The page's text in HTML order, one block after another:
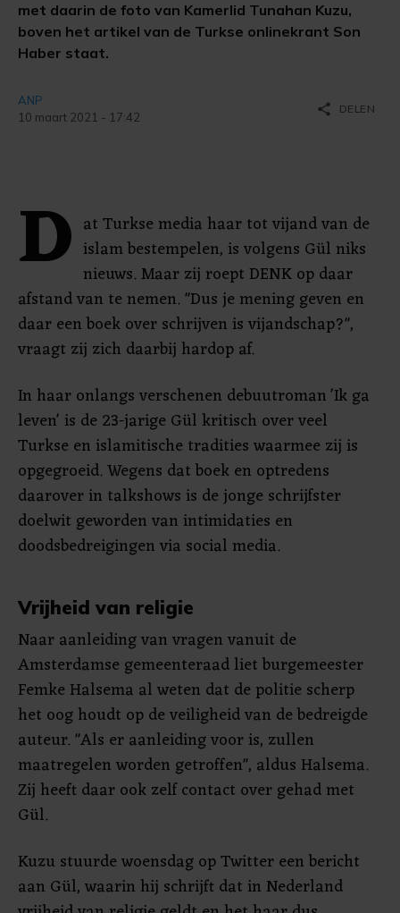
met daarin de foto van Kamerlid Tunahan Kuzu,
boven het artikel van de Turkse onlinekrant Son
Haber staat.
ANP
10 maart 2021 - 17:42
share DELEN
D at Turkse media haar tot vijand van de
islam bestempelen, is volgens Gül niks
nieuws. Maar zij roept DENK op daar
afstand van te nemen. "Dus je mening geven en
daar een boek over schrijven is vijandschap?",
vraagt zij zich daarbij hardop af.
In haar onlangs verschenen debuutroman 'Ik ga
leven' is de 23-jarige Gül kritisch over veel
Turkse en islamitische tradities waarmee zij is
opgegroeid. Wegens dat boek en optredens
daarover in talkshows is de jonge schrijfster
doelwit geworden van intimidaties en
doodsbedreigingen via social media.
Vrijheid van religie
Naar aanleiding van vragen vanuit de
Amsterdamse gemeenteraad liet burgemeester
Femke Halsema al weten dat de politie scherp
het oog houdt op de veiligheid van de bedreigde
auteur. "Als er aanleiding voor is, zullen
maatregelen worden getroffen", aldus Halsema.
Zij heeft daar ook zelf contact over gehad met
Gül.
Kuzu stuurde woensdag op Twitter een bericht
aan Gül, waarin hij schrijft dat in Nederland